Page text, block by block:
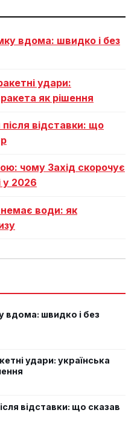
вдома: швидко і без
удари:
як рішення
відставки: що
чому Захід скорочує
у 2026
води: як
вдома: швидко і без
удари: українська
відставки: що сказав